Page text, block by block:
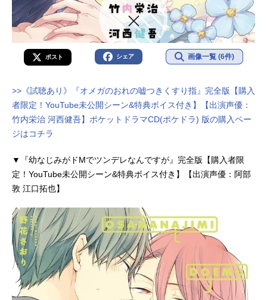
ポスト シェア 画像一覧 (6件)
>>《試聴あり》『オメガのおれの嘘つきくすり指』完全版【購入
者限定！YouTube未公開シーン&特典ボイス付き】【出演声優：
竹内栄治 河西健吾】ポケットドラマCD(ポケドラ) 版の購入ペー
ジはコチラ
▼『幼なじみがドMでツンデレなんですが』完全版【購入者限
定！YouTube未公開シーン&特典ボイス付き】【出演声優：阿部
敦 江口拓也】